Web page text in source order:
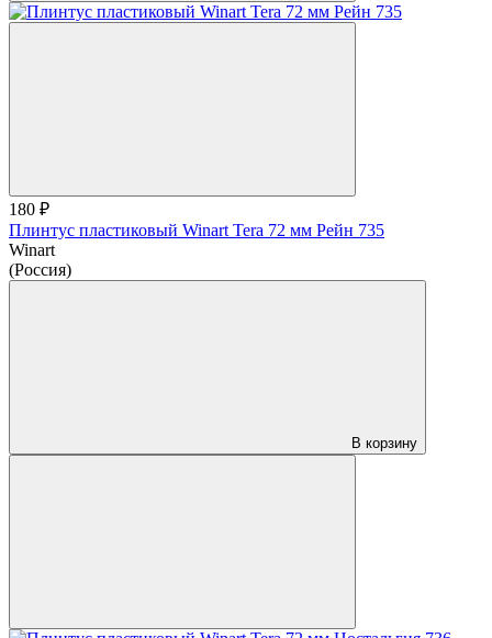
180 ₽
Плинтус пластиковый Winart Tera 72 мм Рейн 735
Winart
(Россия)
В корзину